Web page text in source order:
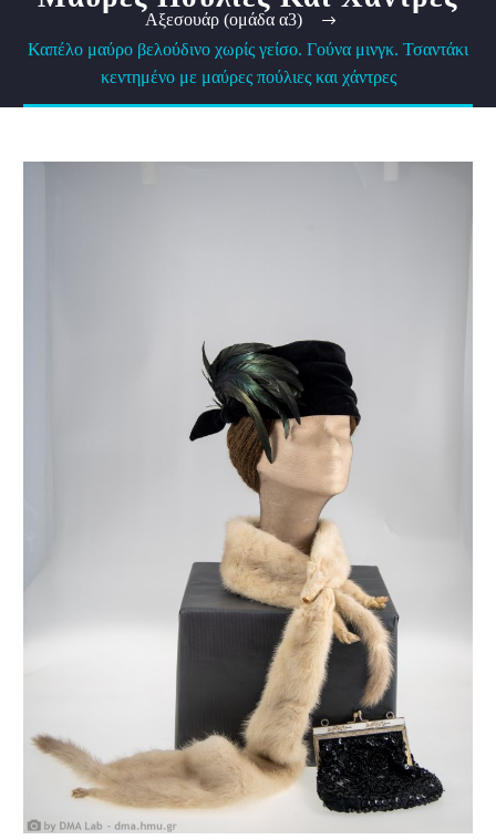
Αξεσουάρ (ομάδα α3)
Καπέλο μαύρο βελούδινο χωρίς γείσο. Γούνα μινγκ. Τσαντάκι
κεντημένο με μαύρες πούλιες και χάντρες